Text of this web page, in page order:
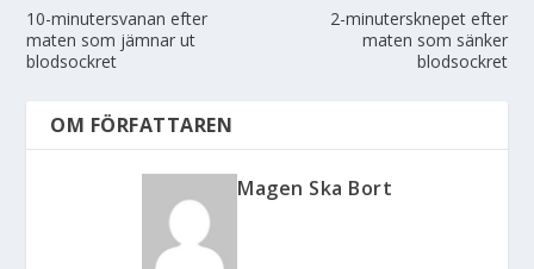
10-minutersvanan efter
maten som jämnar ut
blodsockret
2-minutersknepet efter
maten som sänker
blodsockret
OM FÖRFATTAREN
Magen Ska Bort